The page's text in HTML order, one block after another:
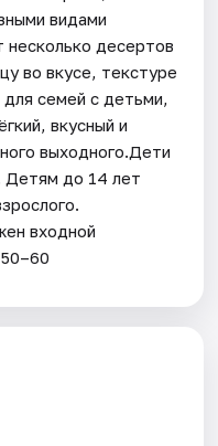
видами
десертов
во вкусе, текстуре
семей с детьми,
вкусный и
выходного.Дети
Детям до 14 лет
входной